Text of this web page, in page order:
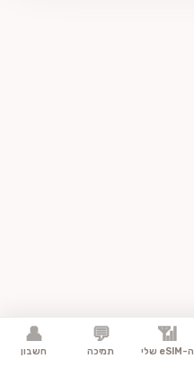
📶
ה-eSIM שלי
💬
תמיכה
👤
חשבון